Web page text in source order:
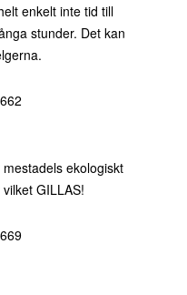
enkelt inte tid till
stunder. Det kan
ekologiskt
GILLAS!